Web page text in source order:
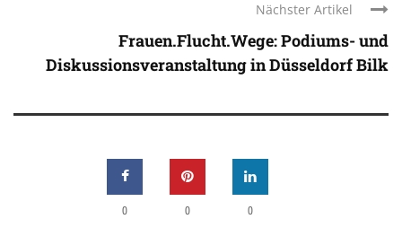
Nächster Artikel
Frauen.Flucht.Wege: Podiums- und
Diskussionsveranstaltung in Düsseldorf Bilk
0 0 0